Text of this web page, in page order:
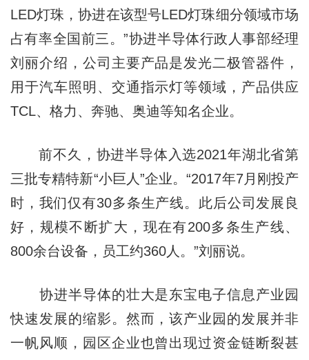
LED灯珠，协进在该型号LED灯珠细分领域市场
占有率全国前三。”协进半导体行政人事部经理
刘丽介绍，公司主要产品是发光二极管器件，
用于汽车照明、交通指示灯等领域，产品供应
TCL、格力、奔驰、奥迪等知名企业。
前不久，协进半导体入选2021年湖北省第
三批专精特新“小巨人”企业。“2017年7月刚投产
时，我们仅有30多条生产线。此后公司发展良
好，规模不断扩大，现在有200多条生产线、
800余台设备，员工约360人。”刘丽说。
协进半导体的壮大是东宝电子信息产业园
快速发展的缩影。然而，该产业园的发展并非
一帆风顺，园区企业也曾出现过资金链断裂甚